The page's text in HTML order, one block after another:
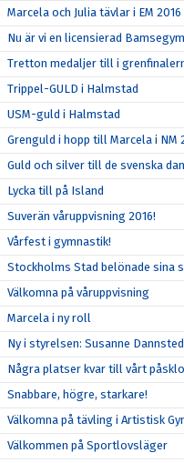
Marcela och Julia tävlar i EM
Nu är vi en licensierad
Tretton medaljer till i
Trippel-GULD i Halmstad
USM-guld i Halmstad
Grenguld i hopp till Marcela i NM
Guld och silver till de svenska
Lycka till på Island
Suverän våruppvisning 2016!
Vårfest i gymnastik!
Stockholms Stad belönade sina
Välkomna på våruppvisning
Marcela i ny roll
Ny i styrelsen: Susanne
Några platser kvar till vårt
Snabbare, högre, starkare!
Välkomna på tävling i Artistisk
Välkommen på Sportlovsläger